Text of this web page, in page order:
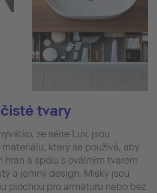
tvary
ze série Luv, jsou
materiálu, který se používá, aby
hran a spolu s oválným tvarem
a jemný design. Misky jsou
plochou pro armaturu nebo bez